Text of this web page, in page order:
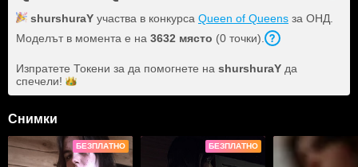
shurshuraY участва в конкурса Queen of Queens за ОНД.
Моделът в момента е на 3632 място (0 точки).
Изпратете Токени за да помогнете на shurshuraY да
спечели!
Снимки
БЕЗПЛАТНО БЕЗПЛАТНО